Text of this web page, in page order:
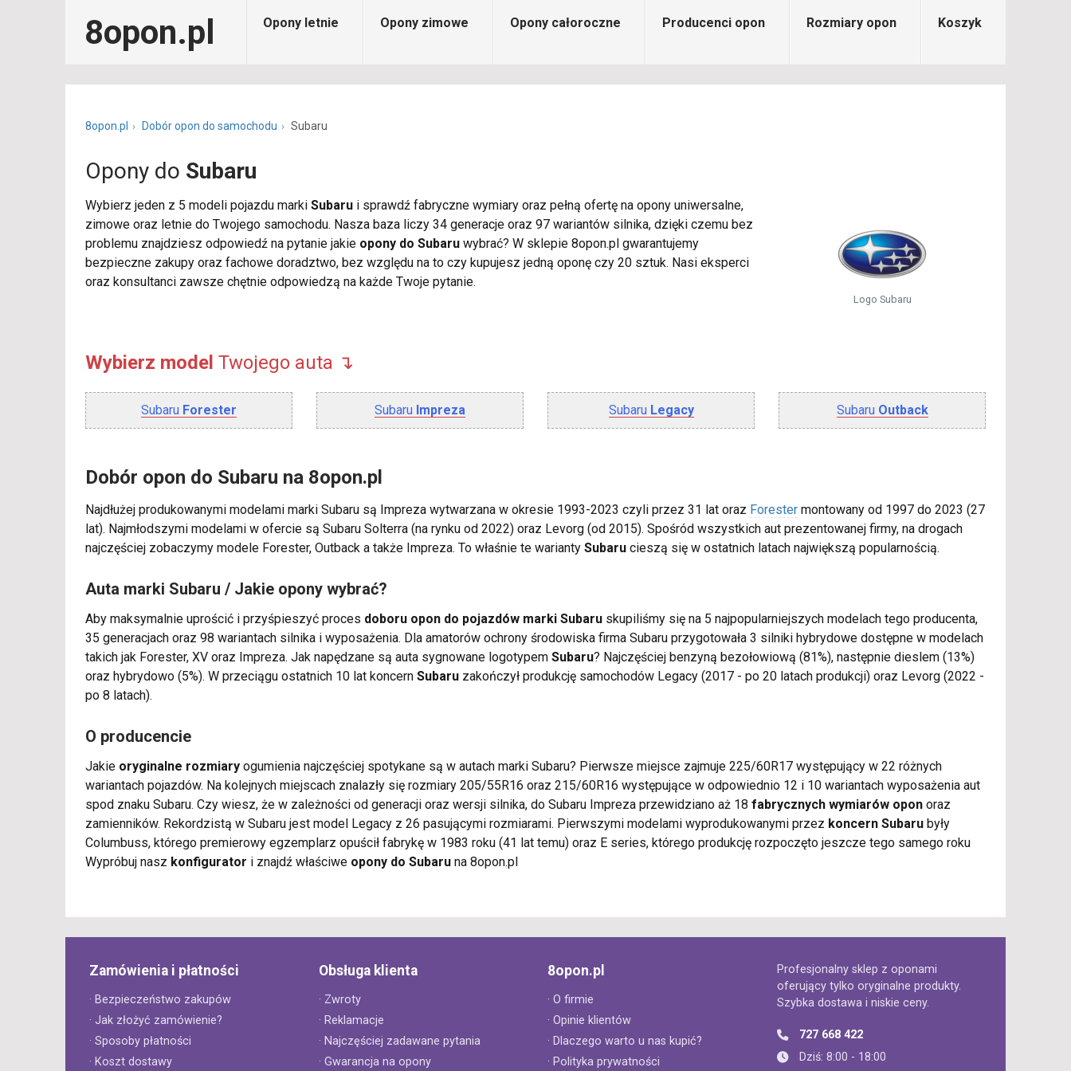
8opon.pl Opony letnie Opony zimowe Opony całoroczne Producenci opon Rozmiary opon Koszyk
8opon.pl Dobór opon do samochodu Subaru
Opony do Subaru
Logo Subaru
Wybierz jeden z 5 modeli pojazdu marki Subaru i sprawdź fabryczne wymiary oraz pełną ofertę na opony uniwersalne,
zimowe oraz letnie do Twojego samochodu. Nasza baza liczy 34 generacje oraz 97 wariantów silnika, dzięki czemu bez
problemu znajdziesz odpowiedź na pytanie jakie opony do Subaru wybrać? W sklepie 8opon.pl gwarantujemy
bezpieczne zakupy oraz fachowe doradztwo, bez względu na to czy kupujesz jedną oponę czy 20 sztuk. Nasi eksperci
oraz konsultanci zawsze chętnie odpowiedzą na każde Twoje pytanie.
Wybierz model Twojego auta ↴
Subaru Forester Subaru Impreza Subaru Legacy Subaru Outback
Dobór opon do Subaru na 8opon.pl
Najdłużej produkowanymi modelami marki Subaru są Impreza wytwarzana w okresie 1993-2023 czyli przez 31 lat oraz Forester montowany od 1997 do 2023 (27
lat). Najmłodszymi modelami w ofercie są Subaru Solterra (na rynku od 2022) oraz Levorg (od 2015). Spośród wszystkich aut prezentowanej firmy, na drogach
najczęściej zobaczymy modele Forester, Outback a także Impreza. To właśnie te warianty Subaru cieszą się w ostatnich latach największą popularnością.
Auta marki Subaru / Jakie opony wybrać?
Aby maksymalnie uprościć i przyśpieszyć proces doboru opon do pojazdów marki Subaru skupiliśmy się na 5 najpopularniejszych modelach tego producenta,
35 generacjach oraz 98 wariantach silnika i wyposażenia. Dla amatorów ochrony środowiska firma Subaru przygotowała 3 silniki hybrydowe dostępne w modelach
takich jak Forester, XV oraz Impreza. Jak napędzane są auta sygnowane logotypem Subaru? Najczęściej benzyną bezołowiową (81%), następnie dieslem (13%)
oraz hybrydowo (5%). W przeciągu ostatnich 10 lat koncern Subaru zakończył produkcję samochodów Legacy (2017 - po 20 latach produkcji) oraz Levorg (2022 -
po 8 latach).
O producencie
Jakie oryginalne rozmiary ogumienia najczęściej spotykane są w autach marki Subaru? Pierwsze miejsce zajmuje 225/60R17 występujący w 22 różnych
wariantach pojazdów. Na kolejnych miejscach znalazły się rozmiary 205/55R16 oraz 215/60R16 występujące w odpowiednio 12 i 10 wariantach wyposażenia aut
spod znaku Subaru. Czy wiesz, że w zależności od generacji oraz wersji silnika, do Subaru Impreza przewidziano aż 18 fabrycznych wymiarów opon oraz
zamienników. Rekordzistą w Subaru jest model Legacy z 26 pasującymi rozmiarami. Pierwszymi modelami wyprodukowanymi przez koncern Subaru były
Columbuss, którego premierowy egzemplarz opuścił fabrykę w 1983 roku (41 lat temu) oraz E series, którego produkcję rozpoczęto jeszcze tego samego roku
Wypróbuj nasz konfigurator i znajdź właściwe opony do Subaru na 8opon.pl
Zamówienia i płatności
· Bezpieczeństwo zakupów
· Jak złożyć zamówienie?
· Sposoby płatności
· Koszt dostawy
Obsługa klienta
· Zwroty
· Reklamacje
· Najczęściej zadawane pytania
· Gwarancja na opony
8opon.pl
· O firmie
· Opinie klientów
· Dlaczego warto u nas kupić?
· Polityka prywatności
Profesjonalny sklep z oponami
oferujący tylko oryginalne produkty.
Szybka dostawa i niskie ceny.
727 668 422
Dziś: 8:00 - 18:00